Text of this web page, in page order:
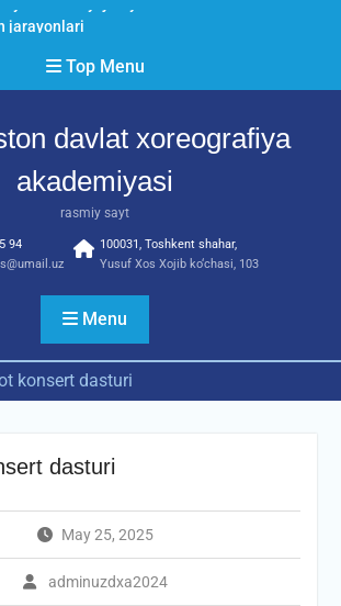
DAVLAT
kasbiy (ijodiy)
jarayonlari
Top Menu
davlat xoreografiya
akademiyasi
rasmiy sayt
94
100031, Toshkent shahar,
Yusuf Xos Xojib ko‘chasi, 103
Menu
konsert dasturi
dasturi
May 25, 2025
adminuzdxa2024